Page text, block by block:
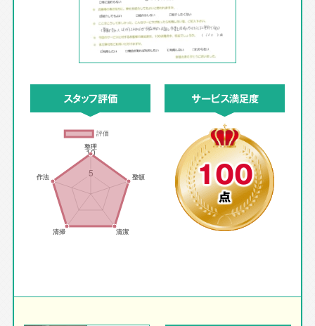
スタッフ評価 サービス満足度
100
点